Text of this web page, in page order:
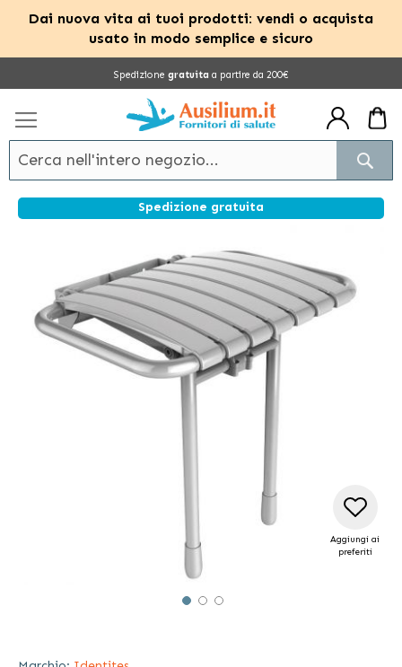
Dai nuova vita ai tuoi prodotti: vendi o acquista
usato in modo semplice e sicuro
Spedizione gratuita a partire da 200€
Spedizione gratuita
galleria
immagini
Aggiungi ai
preferiti